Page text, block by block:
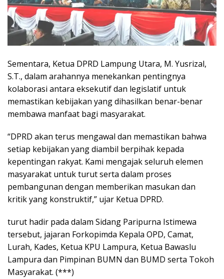
Sementara, Ketua DPRD Lampung Utara, M. Yusrizal,
S.T., dalam arahannya menekankan pentingnya
kolaborasi antara eksekutif dan legislatif untuk
memastikan kebijakan yang dihasilkan benar-benar
membawa manfaat bagi masyarakat.
“DPRD akan terus mengawal dan memastikan bahwa
setiap kebijakan yang diambil berpihak kepada
kepentingan rakyat. Kami mengajak seluruh elemen
masyarakat untuk turut serta dalam proses
pembangunan dengan memberikan masukan dan
kritik yang konstruktif,” ujar Ketua DPRD.
turut hadir pada dalam Sidang Paripurna Istimewa
tersebut, jajaran Forkopimda Kepala OPD, Camat,
Lurah, Kades, Ketua KPU Lampura, Ketua Bawaslu
Lampura dan Pimpinan BUMN dan BUMD serta Tokoh
Masyarakat. (***)